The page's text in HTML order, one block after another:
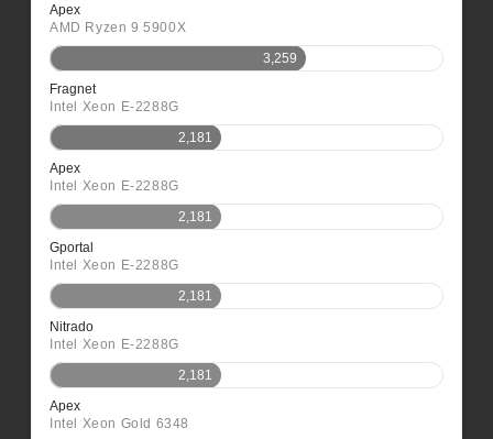
Apex
AMD Ryzen 9 5900X
3,259
Fragnet
Intel Xeon E-2288G
2,181
Apex
Intel Xeon E-2288G
2,181
Gportal
Intel Xeon E-2288G
2,181
Nitrado
Intel Xeon E-2288G
2,181
Apex
Intel Xeon Gold 6348